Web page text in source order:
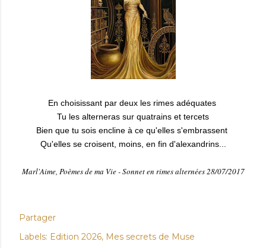
En choisissant par deux les rimes adéquates
Tu les alterneras sur quatrains et tercets
Bien que tu sois encline à ce qu'elles s'embrassent
Qu'elles se croisent, moins, en fin d'alexandrins...
Marl'Aime, Poèmes de ma Vie - Sonnet en rimes alternées 28/07/2017
Partager
Labels: Edition 2026 Mes secrets de Muse